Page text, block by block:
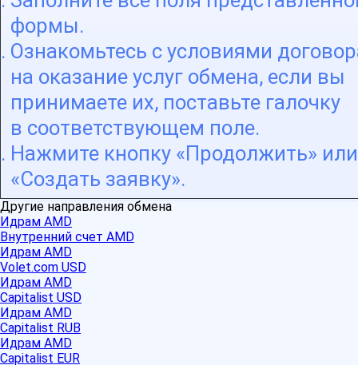
формы.
Ознакомьтесь с условиями
на оказание услуг обмена, если вы
принимаете их, поставьте галочку
в соответствующем поле.
Нажмите кнопку «Продолжить» или
«Создать заявку».
Другие направления обмена
Идрам AMD
Внутренний счет AMD
Идрам AMD
Volet.com USD
Идрам AMD
Capitalist USD
Идрам AMD
Capitalist RUB
Идрам AMD
Capitalist EUR